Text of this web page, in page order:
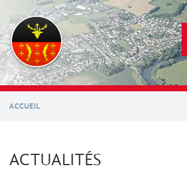
contenu
principal
ACCUEIL
ACTUALITÉS